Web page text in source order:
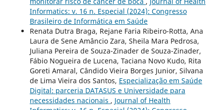
Informatics: v. 16 n. Especial (2024): Congresso
Brasileiro de Informática em Saúde
Renata Dutra Braga, Rejane Faria Ribeiro-Rotta, Ana
Laura de Sene Amâncio Zara, Sheila Mara Pedrosa,
Juliana Pereira de Souza-Zinader de Souza-Zinader,
Fábio Nogueira de Lucena, Taciana Novo Kudo, Rita
Goreti Amaral, Cândido Vieira Borges Junior, Silvana
de Lima Vieira dos Santos, Especialização em Saúde
Digital: parceria DATASUS e Universidade para
necessidades nacionais , Journal of Health